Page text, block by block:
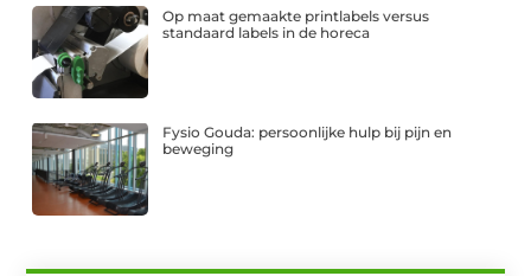
Op maat gemaakte printlabels versus
standaard labels in de horeca
Fysio Gouda: persoonlijke hulp bij pijn en
beweging